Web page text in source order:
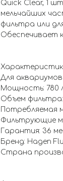
Quick Clear, 1
мельчайших
фильтра или
Обеспечивает
Для аквариумов
Мощность: 780
Объем фильтра:
Потребляемая
Фильтрующие
Гарантия: 36
Бренд: Hagen
Страна